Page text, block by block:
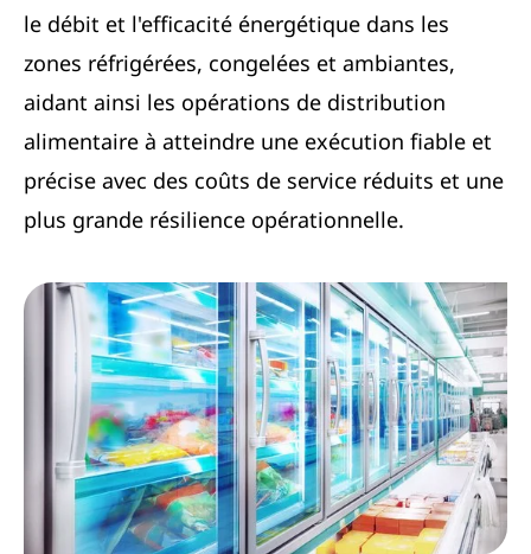
le débit et l'efficacité énergétique dans les
zones réfrigérées, congelées et ambiantes,
aidant ainsi les opérations de distribution
alimentaire à atteindre une exécution fiable et
précise avec des coûts de service réduits et une
plus grande résilience opérationnelle.